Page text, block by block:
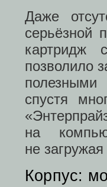
Даже
серьёзной
картридж
позволило
спустя
на
не
Корпус: